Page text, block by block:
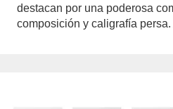
destacan por una poderosa
composición y caligrafía